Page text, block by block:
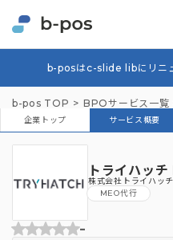
b-posはc-slide libにリニ
b-pos TOP BPOサービス一覧
企業トップ サービス概要
トライハッ
株式会社トライハッチ
MEO代行
-